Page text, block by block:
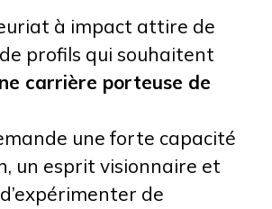
à impact attire de
profils qui souhaitent
carrière porteuse de
une forte capacité
un esprit visionnaire et
de